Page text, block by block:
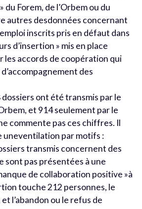
du Forem, de l’Orbem ou du
autres desdonnées concernant
inscrits pris en défaut dans
d’insertion » mis en place
les accords de coopération qui
des
dossiers ont été transmis par le
et 914 seulement par le
commente pas ces chiffres. Il
uneventilation par motifs :
transmis concernent des
sont pas présentées à une
de collaboration positive »à
touche 212 personnes, le
l’abandon ou le refus de